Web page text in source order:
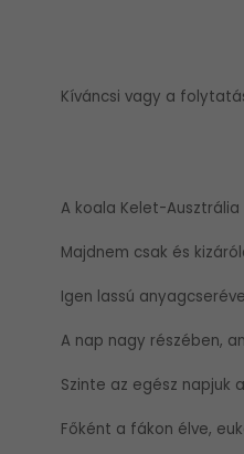
Kíváncsi vagy a
A koala Kelet-
Majdnem csak és
Igen lassú
A nap nagy részében,
Szinte az egész napjuk
Főként a fákon élve,